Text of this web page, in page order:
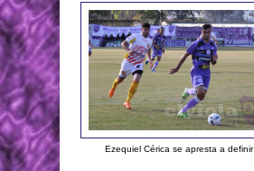
Ezequiel Cérica se apresta a definir